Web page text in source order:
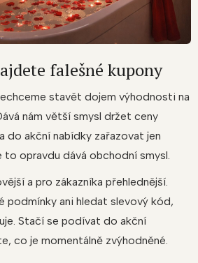
falešné kupony
stavět dojem výhodnosti na
nám větší smysl držet ceny
do akční nabídky zařazovat jen
to opravdu dává obchodní smysl.
a pro zákazníka přehlednější.
podmínky ani hledat slevový kód,
Stačí se podívat do akční
co je momentálně zvýhodněné.